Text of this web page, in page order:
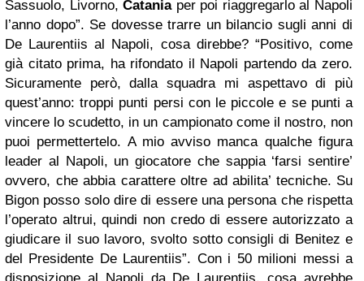
Sassuolo, Livorno,Cataniaper poi riaggregarlo al Napoli
l’anno dopo”. Se dovesse trarre un bilancio sugli anni di
De Laurentiis al Napoli, cosa direbbe? “Positivo, come
già citato prima, ha rifondato il Napoli partendo da zero.
Sicuramente però, dalla squadra mi aspettavo di più
quest’anno: troppi punti persi con le piccole e se punti a
vincere lo scudetto, in un campionato come il nostro, non
puoi permettertelo. A mio avviso manca qualche figura
leader al Napoli, un giocatore che sappia ‘farsi sentire’
ovvero, che abbia carattere oltre ad abilita’ tecniche. Su
Bigon posso solo dire di essere una persona che rispetta
l’operato altrui, quindi non credo di essere autorizzato a
giudicare il suo lavoro, svolto sotto consigli di Benitez e
del Presidente De Laurentiis”. Con i 50 milioni messi a